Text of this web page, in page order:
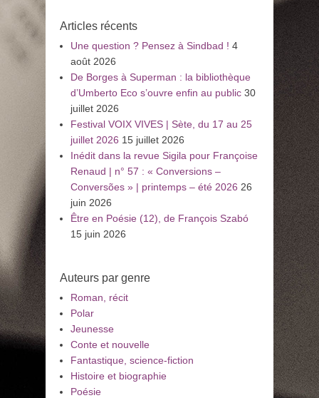
Articles récents
Une question ? Pensez à Sindbad ! 4
août 2026
De Borges à Superman : la bibliothèque
d’Umberto Eco s’ouvre enfin au public 30
juillet 2026
Festival VOIX VIVES | Sète, du 17 au 25
juillet 2026 15 juillet 2026
Inédit dans la revue Sigila pour Françoise
Renaud | n° 57 : « Conversions –
Conversões » | printemps – été 2026 26
juin 2026
Être en Poésie (12), de François Szabó
15 juin 2026
Auteurs par genre
Roman, récit
Polar
Jeunesse
Conte et nouvelle
Fantastique, science-fiction
Histoire et biographie
Poésie